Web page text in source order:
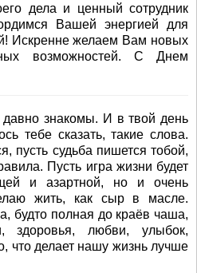
дела и ценный сотрудник
Вашей энергией для
Искренне желаем Вам новых
возможностей. С Днем
знакомы. И в твой день
тебе сказать, такие слова.
пусть судьба пишется тобой,
Пусть игра жизни будет
и азартной, но и очень
жить, как сыр в масле.
будто полная до краёв чаша,
здоровья, любви, улыбок,
что делает нашу жизнь лучше